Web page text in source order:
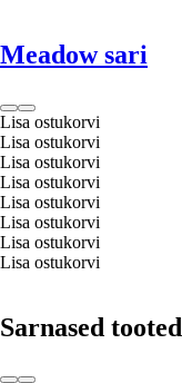
Meadow sari
Lisa ostukorvi
Lisa ostukorvi
Lisa ostukorvi
Lisa ostukorvi
Lisa ostukorvi
Lisa ostukorvi
Lisa ostukorvi
Lisa ostukorvi
Sarnased tooted